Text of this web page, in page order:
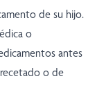
de su hijo.
o
antes
o de